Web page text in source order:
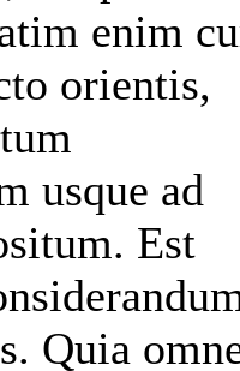
enim
orientis,
usque ad
Est
Quia